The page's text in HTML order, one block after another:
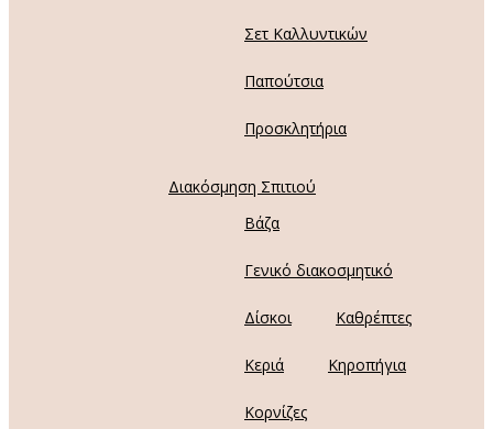
Σετ Καλλυντικών
Παπούτσια
Προσκλητήρια
Διακόσμηση Σπιτιού
Βάζα
Γενικό διακοσμητικό
Δίσκοι Καθρέπτες
Κεριά Κηροπήγια
Κορνίζες